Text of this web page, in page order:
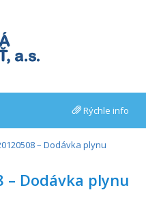
Rýchle info
– Dodávka plynu
– Dodávka plynu